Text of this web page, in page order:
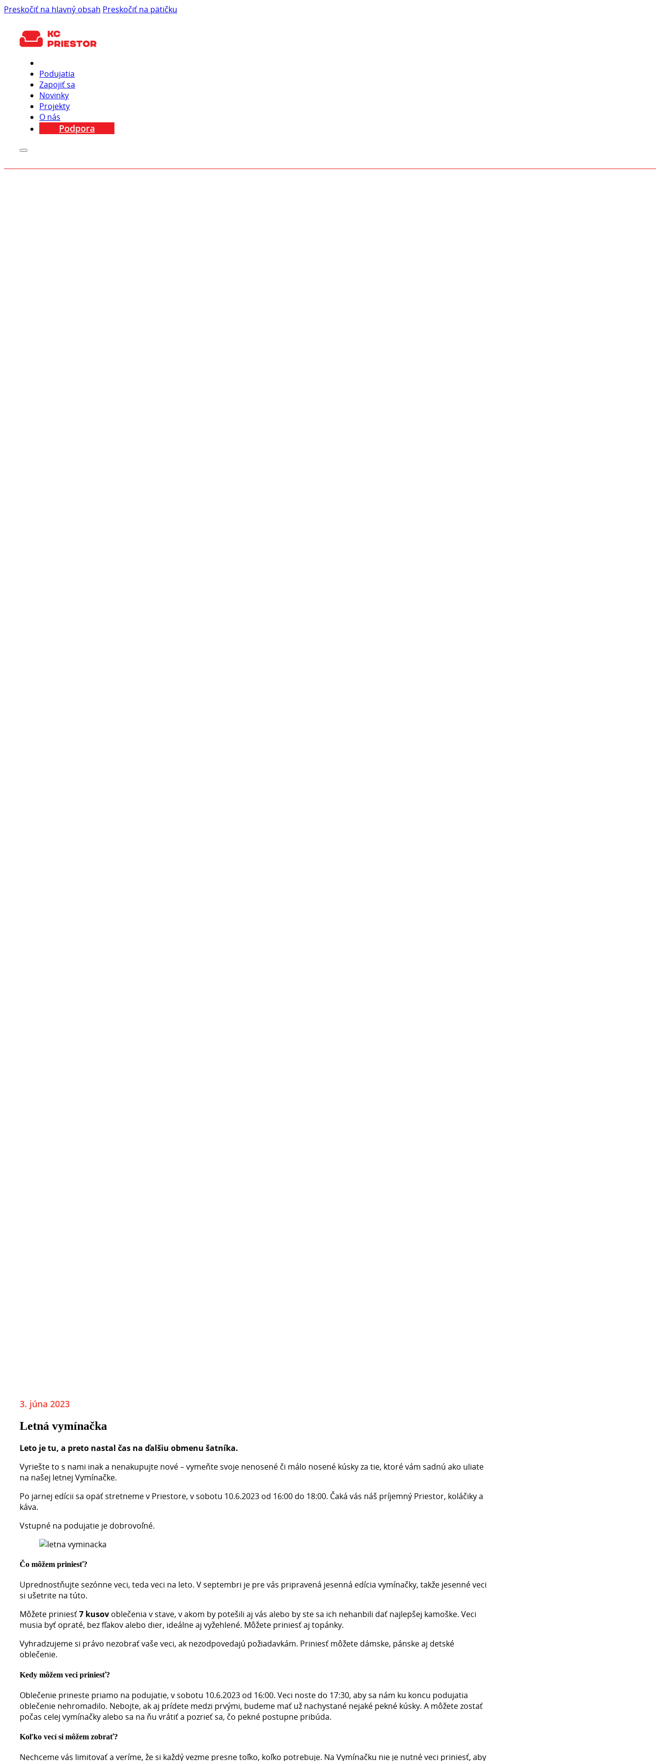
Preskočiť na hlavný obsah Preskočiť na pätičku
Podujatia
Zapojiť sa
Novinky
Projekty
O nás
Podpora
3. júna 2023
Letná vymínačka
Leto je tu, a preto nastal čas na ďalšiu obmenu šatníka.
Vyriešte to s nami inak a nenakupujte nové – vymeňte svoje nenosené či málo nosené kúsky za tie, ktoré vám sadnú ako uliate
na našej letnej Vymínačke.
Po jarnej edícii sa opäť stretneme v Priestore, v sobotu 10.6.2023 od 16:00 do 18:00. Čaká vás náš príjemný Priestor, koláčiky a
káva.
Vstupné na podujatie je dobrovoľné.
Čo môžem priniesť?
Uprednostňujte sezónne veci, teda veci na leto. V septembri je pre vás pripravená jesenná edícia vymínačky, takže jesenné veci
si ušetrite na túto.
Môžete priniesť7 kusov oblečenia v stave, v akom by potešili aj vás alebo by ste sa ich nehanbili dať najlepšej kamoške. Veci
musia byť opraté, bez fľakov alebo dier, ideálne aj vyžehlené. Môžete priniesť aj topánky.
Vyhradzujeme si právo nezobrať vaše veci, ak nezodpovedajú požiadavkám. Priniesť môžete dámske, pánske aj detské
oblečenie.
Kedy môžem veci priniesť?
Oblečenie prineste priamo na podujatie, v sobotu 10.6.2023 od 16:00. Veci noste do 17:30, aby sa nám ku koncu podujatia
oblečenie nehromadilo. Nebojte, ak aj prídete medzi prvými, budeme mať už nachystané nejaké pekné kúsky. A môžete zostať
počas celej vymínačky alebo sa na ňu vrátiť a pozrieť sa, čo pekné postupne pribúda.
Koľko vecí si môžem zobrať?
Nechceme vás limitovať a veríme, že si každý vezme presne toľko, koľko potrebuje. Na Vymínačku nie je nutné veci priniesť, aby